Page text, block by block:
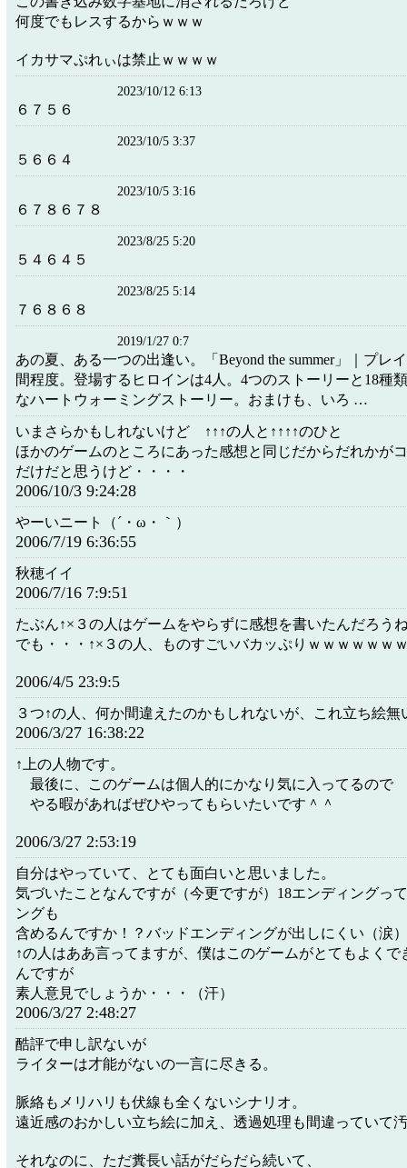
何度でもレスするからｗｗｗ
イカサマぷれぃは禁止ｗｗｗｗ
2023/10/12 6:13
６７５６
2023/10/5 3:37
５６６４
2023/10/5 3:16
６７８６７８
2023/8/25 5:20
５４６４５
2023/8/25 5:14
７６８６８
2019/1/27 0:7
あの夏、ある一つの出逢い。「Beyond the summer」｜プレ
間程度。登場するヒロインは4人。4つのストーリーと18種
なハートウォーミングストーリー。おまけも、いろ …
いまさらかもしれないけど ↑↑↑の人と↑↑↑↑のひと
ほかのゲームのところにあった感想と同じだからだれかが
だけだと思うけど・・・・
2006/10/3 9:24:28
やーいニート（´・ω・｀）
2006/7/19 6:36:55
秋穂イイ
2006/7/16 7:9:51
たぶん↑×３の人はゲームをやらずに感想を書いたんだろう
でも・・・↑×３の人、ものすごいバカッぷりｗｗｗｗｗｗ
2006/4/5 23:9:5
３つ↑の人、何か間違えたのかもしれないが、これ立ち絵無
2006/3/27 16:38:22
↑上の人物です。
最後に、このゲームは個人的にかなり気に入ってるので
やる暇があればぜひやってもらいたいです＾＾
2006/3/27 2:53:19
自分はやっていて、とても面白いと思いました。
気づいたことなんですが（今更ですが）18エンディングっ
ングも
含めるんですか！？バッドエンディングが出しにくい（涙）
↑の人はああ言ってますが、僕はこのゲームがとてもよくで
んですが
素人意見でしょうか・・・（汗）
2006/3/27 2:48:27
酷評で申し訳ないが
ライターは才能がないの一言に尽きる。
脈絡もメリハリも伏線も全くないシナリオ。
遠近感のおかしい立ち絵に加え、透過処理も間違っていて
それなのに、ただ糞長い話がだらだら続いて、